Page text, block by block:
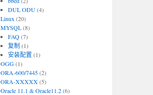
DUL ODU(4)
Linux (20)
MYSQL(8)
FAQ(7)
复制 (1)
安装配置 (1)
OGG(1)
ORA-600/7445(2)
ORA-XXXXX(5)
Oracle 11.1 & Oracle11.2(6)